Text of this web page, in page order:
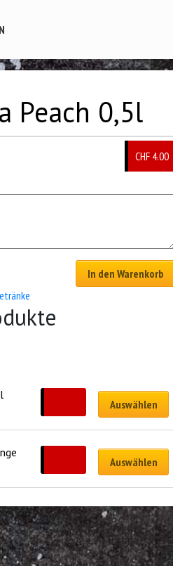
Peach 0,5l
CHF 4.00
In den Warenkorb
Auswählen
Auswählen